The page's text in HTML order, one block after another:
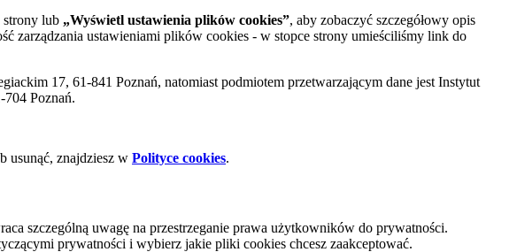
strony lub „Wyświetl ustawienia plików cookies”, aby zobaczyć szczegółowy opis
zarządzania ustawieniami plików cookies - w stopce strony umieściliśmy link do
17, 61-841 Poznań, natomiast podmiotem przetwarzającym dane jest Instytut
Poznań.
usunąć, znajdziesz w Polityce cookies.
szczególną uwagę na przestrzeganie prawa użytkowników do prywatności.
prywatności i wybierz jakie pliki cookies chcesz zaakceptować.